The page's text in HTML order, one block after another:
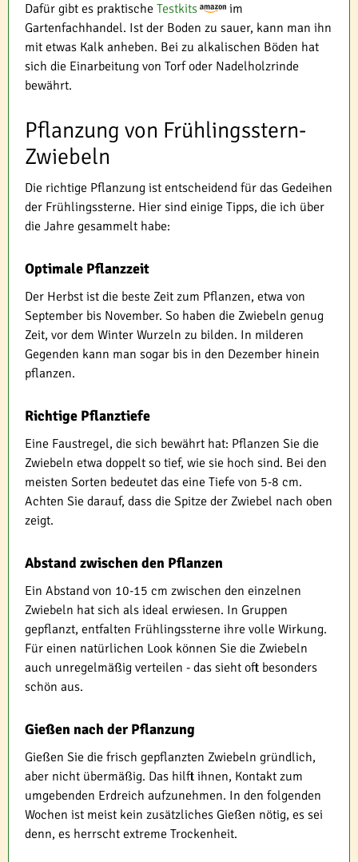
Dafür gibt es praktische Testkits
im
Gartenfachhandel. Ist der Boden zu sauer, kann man ihn
mit etwas Kalk anheben. Bei zu alkalischen Böden hat
sich die Einarbeitung von Torf oder Nadelholzrinde
bewährt.
Pflanzung von Frühlingsstern-
Zwiebeln
Die richtige Pflanzung ist entscheidend für das Gedeihen
der Frühlingssterne. Hier sind einige Tipps, die ich über
die Jahre gesammelt habe:
Optimale Pflanzzeit
Der Herbst ist die beste Zeit zum Pflanzen, etwa von
September bis November. So haben die Zwiebeln genug
Zeit, vor dem Winter Wurzeln zu bilden. In milderen
Gegenden kann man sogar bis in den Dezember hinein
pflanzen.
Richtige Pflanztiefe
Eine Faustregel, die sich bewährt hat: Pflanzen Sie die
Zwiebeln etwa doppelt so tief, wie sie hoch sind. Bei den
meisten Sorten bedeutet das eine Tiefe von 5-8 cm.
Achten Sie darauf, dass die Spitze der Zwiebel nach oben
zeigt.
Abstand zwischen den Pflanzen
Ein Abstand von 10-15 cm zwischen den einzelnen
Zwiebeln hat sich als ideal erwiesen. In Gruppen
gepflanzt, entfalten Frühlingssterne ihre volle Wirkung.
Für einen natürlichen Look können Sie die Zwiebeln
auch unregelmäßig verteilen - das sieht oft besonders
schön aus.
Gießen nach der Pflanzung
Gießen Sie die frisch gepflanzten Zwiebeln gründlich,
aber nicht übermäßig. Das hilft ihnen, Kontakt zum
umgebenden Erdreich aufzunehmen. In den folgenden
Wochen ist meist kein zusätzliches Gießen nötig, es sei
denn, es herrscht extreme Trockenheit.